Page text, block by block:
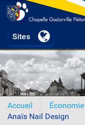
Accueil Économie
Anaïs Nail Design